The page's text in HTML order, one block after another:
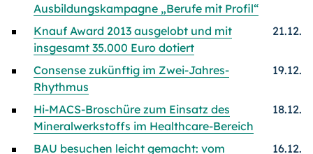
Ausbildungskampagne „Berufe mit Profil“
Knauf Award 2013 ausgelobt und mit
insgesamt 35.000 Euro dotiert
21.12.
Consense zukünftig im Zwei-Jahres-
Rhythmus
19.12.
Hi-MACS-Broschüre zum Einsatz des
Mineralwerkstoffs im Healthcare-Bereich
18.12.
BAU besuchen leicht gemacht: vom
16.12.